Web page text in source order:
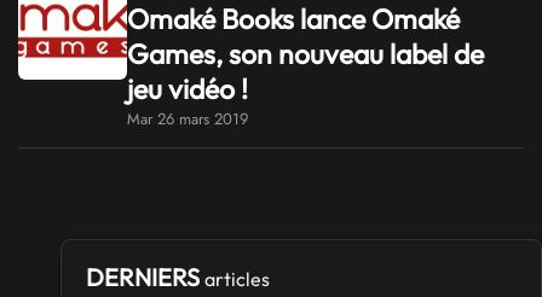
Omaké Books lance Omaké
Games, son nouveau label de
jeu vidéo !
Mar 26 mars 2019
DERNIERS articles